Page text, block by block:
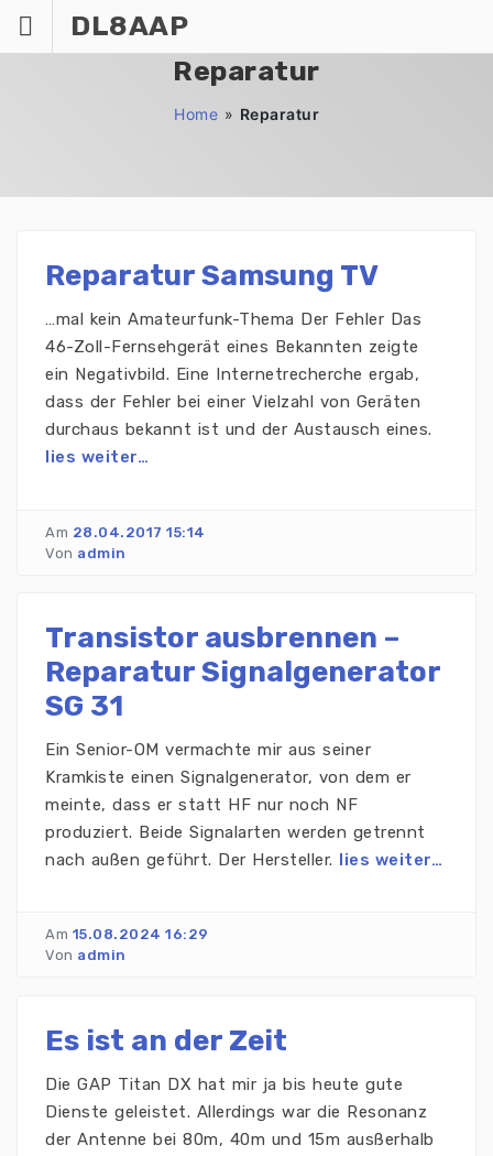
Inhalt
springen
DL8AAP
Reparatur
Home » Reparatur
Reparatur Samsung TV
…mal kein Amateurfunk-Thema Der Fehler Das
46-Zoll-Fernsehgerät eines Bekannten zeigte
ein Negativbild. Eine Internetrecherche ergab,
dass der Fehler bei einer Vielzahl von Geräten
durchaus bekannt ist und der Austausch eines.
lies weiter…
Am 28.04.2017 15:14
Von admin
Transistor ausbrennen –
Reparatur Signalgenerator
SG 31
Ein Senior-OM vermachte mir aus seiner
Kramkiste einen Signalgenerator, von dem er
meinte, dass er statt HF nur noch NF
produziert. Beide Signalarten werden getrennt
nach außen geführt. Der Hersteller. lies weiter…
Am 15.08.2024 16:29
Von admin
Es ist an der Zeit
Die GAP Titan DX hat mir ja bis heute gute
Dienste geleistet. Allerdings war die Resonanz
der Antenne bei 80m, 40m und 15m ausßerhalb